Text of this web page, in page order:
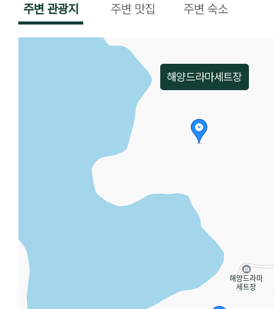
주변 관광지 주변 맛집 주변 숙소
해양드라마세트장